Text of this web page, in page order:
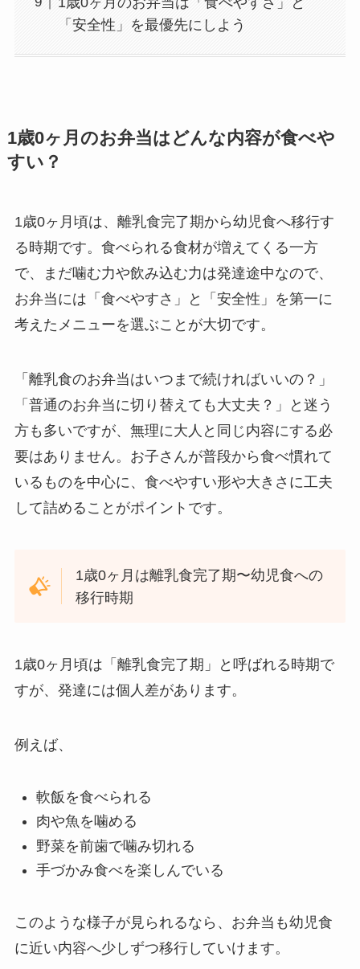
「安全性」を最優先にしよう
1歳0ヶ月のお弁当はどんな内容が食べや
すい？
1歳0ヶ月頃は、離乳食完了期から幼児食へ移行す
る時期です。食べられる食材が増えてくる一方
で、まだ噛む力や飲み込む力は発達途中なので、
お弁当には「食べやすさ」と「安全性」を第一に
考えたメニューを選ぶことが大切です。
「離乳食のお弁当はいつまで続ければいいの？」
「普通のお弁当に切り替えても大丈夫？」と迷う
方も多いですが、無理に大人と同じ内容にする必
要はありません。お子さんが普段から食べ慣れて
いるものを中心に、食べやすい形や大きさに工夫
して詰めることがポイントです。
1歳0ヶ月は離乳食完了期〜幼児食への
移行時期
1歳0ヶ月頃は「離乳食完了期」と呼ばれる時期で
すが、発達には個人差があります。
例えば、
軟飯を食べられる
肉や魚を噛める
野菜を前歯で噛み切れる
手づかみ食べを楽しんでいる
このような様子が見られるなら、お弁当も幼児食
に近い内容へ少しずつ移行していけます。